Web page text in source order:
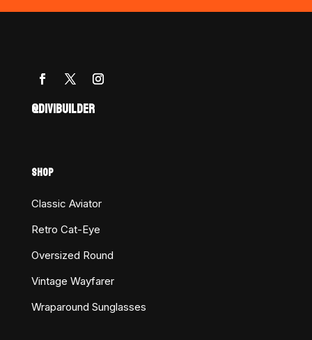
@DIVIBUILDER
SHOP
Classic Aviator
Retro Cat-Eye
Oversized Round
Vintage Wayfarer
Wraparound Sunglasses